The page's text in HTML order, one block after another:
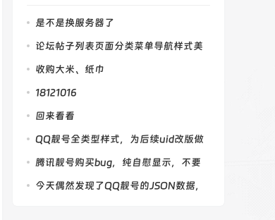
是不是换服务器了
论坛帖子列表页面分类菜单导航样式美
化收购大米、纸巾
18121016
回来看看
QQ靓号全类型样式，为后续uid改版做
参考腾讯靓号购买bug，纯自慰显示，不要
购买今天偶然发现了QQ靓号的JSON数据，